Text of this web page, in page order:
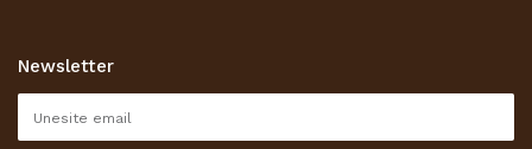
Korištenje kolačića
Reklamacije
Newsletter